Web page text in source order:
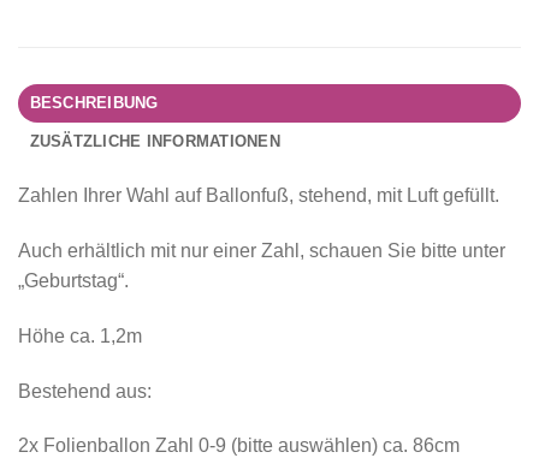
BESCHREIBUNG
ZUSÄTZLICHE INFORMATIONEN
Zahlen Ihrer Wahl auf Ballonfuß, stehend, mit Luft gefüllt.
Auch erhältlich mit nur einer Zahl, schauen Sie bitte unter
„Geburtstag“.
Höhe ca. 1,2m
Bestehend aus:
2x Folienballon Zahl 0-9 (bitte auswählen) ca. 86cm